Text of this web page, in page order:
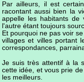
Par ailleurs, il est
racontant aussi bien la
appelle les habitants de
l'autre étant toujours
Et pourquoi ne pas voir
villages et villes portant
correspondances,
Je suis très attentif à la
cette idée, et vous prie
les meilleurs.